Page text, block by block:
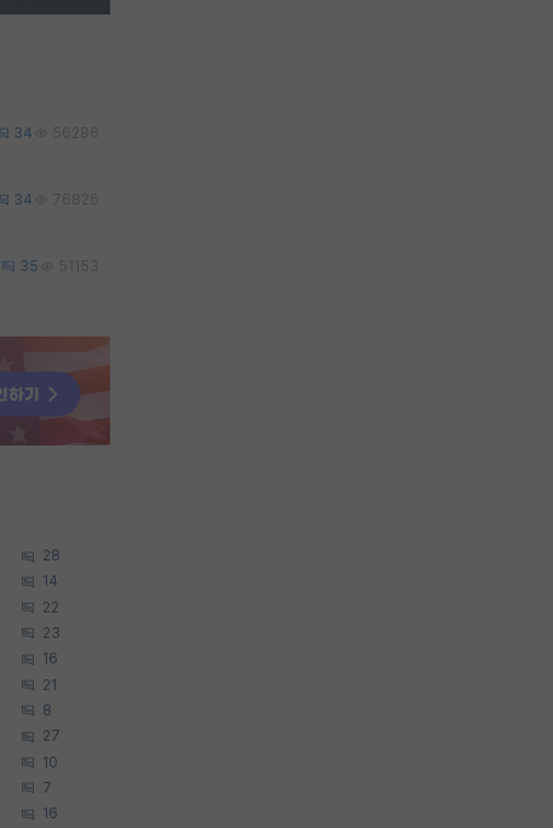
34 56286
34 76826
35 51153
28
14
22
23
16
21
8
27
10
7
16